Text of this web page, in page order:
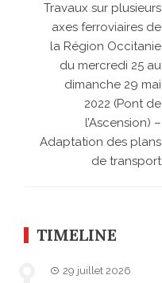
Travaux sur plusieurs
axes ferroviaires de
la Région Occitanie
du mercredi 25 au
dimanche 29 mai
2022 (Pont de
l’Ascension) –
Adaptation des plans
de transport
TIMELINE
29 juillet 2026